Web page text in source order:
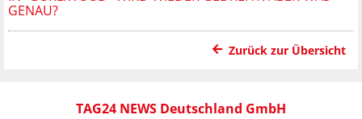
GENAU?
Zurück zur Übersicht
TAG24 NEWS Deutschland GmbH